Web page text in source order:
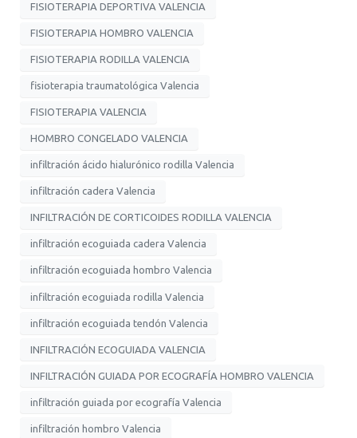
FISIOTERAPIA DEPORTIVA VALENCIA
FISIOTERAPIA HOMBRO VALENCIA
FISIOTERAPIA RODILLA VALENCIA
fisioterapia traumatológica Valencia
FISIOTERAPIA VALENCIA
HOMBRO CONGELADO VALENCIA
infiltración ácido hialurónico rodilla Valencia
infiltración cadera Valencia
INFILTRACIÓN DE CORTICOIDES RODILLA VALENCIA
infiltración ecoguiada cadera Valencia
infiltración ecoguiada hombro Valencia
infiltración ecoguiada rodilla Valencia
infiltración ecoguiada tendón Valencia
INFILTRACIÓN ECOGUIADA VALENCIA
INFILTRACIÓN GUIADA POR ECOGRAFÍA HOMBRO VALENCIA
infiltración guiada por ecografía Valencia
infiltración hombro Valencia